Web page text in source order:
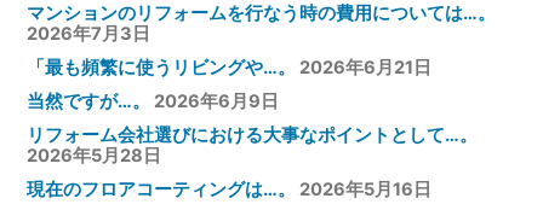
マンションのリフォームを行なう時の費用については…。
2026年7月3日
「最も頻繁に使うリビングや…。
2026年6月21日
当然ですが…。
2026年6月9日
リフォーム会社選びにおける大事なポイントとして…。
2026年5月28日
現在のフロアコーティングは…。
2026年5月16日